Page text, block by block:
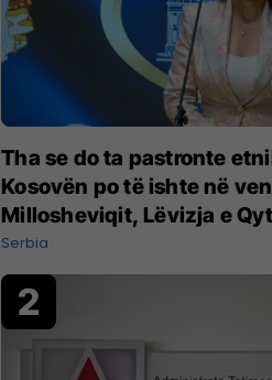
Tha se do ta pastronte
Kosovën po të ishte në
Millosheviqit, Lëvizja e
Lirë në Serbi kërkon
menjëhershëm të
Serbia